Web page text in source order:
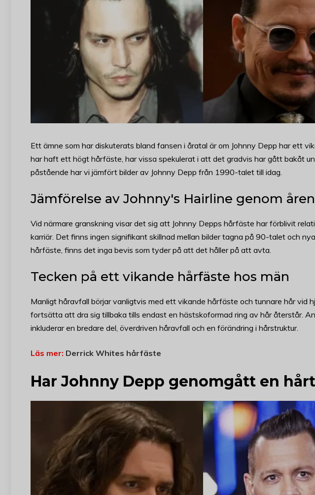
Ett ämne som har diskuterats bland fansen i åratal är om Johnny Depp har ett
har haft ett högt hårfäste, har vissa spekulerat i att det gradvis har gått bakåt
påstående har vi jämfört bilder av Johnny Depp från 1990-talet till idag.
Jämförelse av Johnny's Hairline genom åren
Vid närmare granskning visar det sig att Johnny Depps hårfäste har förblivit
karriär. Det finns ingen signifikant skillnad mellan bilder tagna på 90-talet och
hårfäste, finns det inga bevis som tyder på att det håller på att avta.
Tecken på ett vikande hårfäste hos män
Manligt håravfall börjar vanligtvis med ett vikande hårfäste och tunnare hår vid
fortsätta att dra sig tillbaka tills endast en hästskoformad ring av hår återstår.
inkluderar en bredare del, överdriven håravfall och en förändring i hårstruktur.
Läs mer: Derrick Whites hårfäste
Har Johnny Depp genomgått en